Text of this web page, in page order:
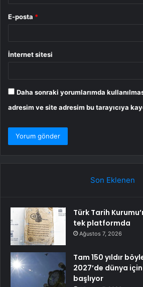
E-posta *
İnternet sitesi
Daha sonraki yorumlarımda
adresim ve site adresim bu tarayıcıya
Son Eklenen
Türk Tarih
tek platformda
Ağustos 7, 2026
Tam 150 yıldır
2027’de dünya
başlıyor